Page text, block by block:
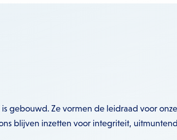
gebouwd. Ze vormen de leidraad voor onze
blijven inzetten voor integriteit,